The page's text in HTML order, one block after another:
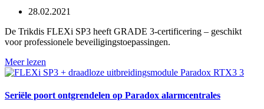
28.02.2021
De Trikdis FLEXi SP3 heeft GRADE 3-certificering – geschikt
voor professionele beveiligingstoepassingen.
Meer lezen
Seriële poort ontgrendelen op Paradox alarmcentrales